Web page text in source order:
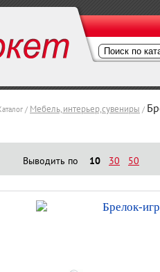
/ Мебель,интерьер,сувениры /
Выводить по 10 30 50
Брелок-